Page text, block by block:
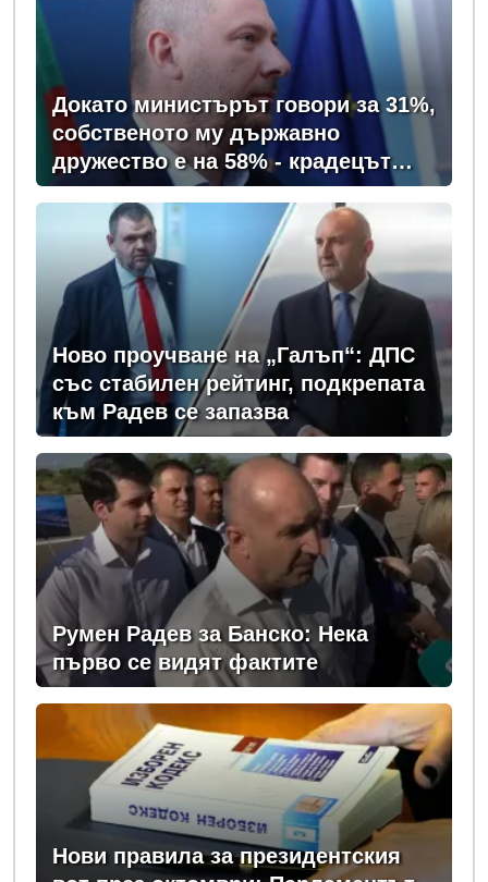
Докато министърът говори за 31%,
собственото му държавно
дружество е на 58% - крадецът
вика дръжте крадеца
Ново проучване на „Галъп“: ДПС
със стабилен рейтинг, подкрепата
към Радев се запазва
Румен Радев за Банско: Нека
първо се видят фактите
Нови правила за президентския